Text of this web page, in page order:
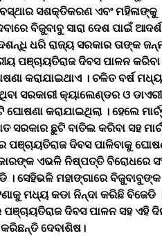
ସଶକ୍ତିକରଣ ଏବଂ ମହିଳାଙ୍କୁ
ବିଜୁବାବୁ ସାରା ଦେଶ ପାଇଁ
ଧରି ରାଜ୍ୟ ସରକାର ତାଙ୍କ
ପଞ୍ଚାୟତିରାଜ ଦିବସ ପାଳନ
କରାଯାଇଥାଏ । ଚଳିତ ବର୍ଷ
ସରକାରୀ କ୍ୟାଲେଣ୍ଡର ଓ
ଘୋଷଣା କରାଯାଇଥିଲା । ହେଲେ
ସରକାର ଛୁଟି ବାତିଲ କରିବା ସହ
ଦିବସ ପାଳିବାକୁ
ଏଭଳି ନିଷ୍ପତ୍ତି ବିରୋଧରେ
ସେହିଭଳି ମହାଙ୍ଗାରେ ବିଜୁବାବୁଙ୍କ
ମଧ୍ୟ କଡା ନିନ୍ଦା କରିଛି ବିଜେଡି ।
ପଞ୍ଚାୟତିରାଜ ଦିବସ ପାଳନ ସହ ଏହି
ଦେବାଶିଷ।